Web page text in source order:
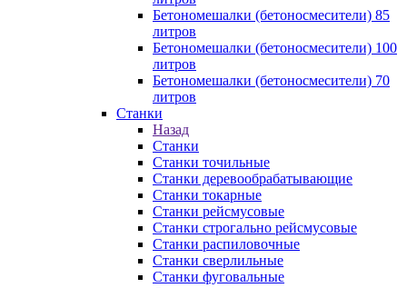
Бетономешалки (бетоносмесители) 85
литров
Бетономешалки (бетоносмесители) 100
литров
Бетономешалки (бетоносмесители) 70
литров
Станки
Назад
Станки
Станки точильные
Станки деревообрабатывающие
Станки токарные
Станки рейсмусовые
Станки строгально рейсмусовые
Станки распиловочные
Станки сверлильные
Станки фуговальные